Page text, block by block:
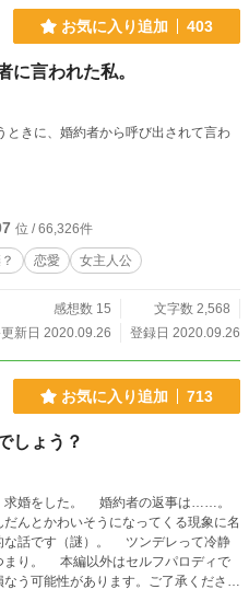
い（爆）。ほっこりじんわりは諦め
既に危なかった。。。 URL of thi
お気に入り追加 403
に言われた私。
位 / 66,326件
恋愛 女主人公
感想数 15
文字数 2,568
新日 2020.09.26
登録日 2020.09.26
お気に入り追加 713
しょう？
求婚をした。 婚約者の返事は……。
んとかわいそうになってくる現象に名
な話です（謎）。 ツンデレって冷静
ロディで
う可能性があります。ご了承くださ